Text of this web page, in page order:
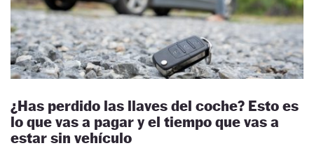
¿Has perdido las llaves del coche? Esto es
lo que vas a pagar y el tiempo que vas a
estar sin vehículo